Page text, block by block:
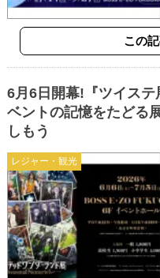
この
レジャー・観光
6月6日開幕!『ツイス
ベントの記憶をたどる
しもう